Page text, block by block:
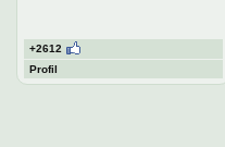
+2612
Profil